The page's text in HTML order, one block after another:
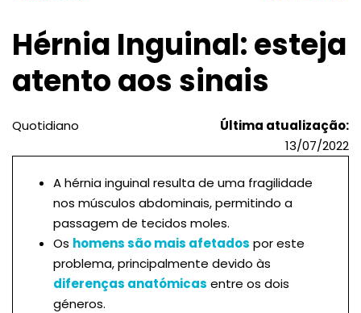
Hérnia Inguinal: esteja
atento aos sinais
Quotidiano
Última atualização:
13/07/2022
A hérnia inguinal resulta de uma fragilidade
nos músculos abdominais, permitindo a
passagem de tecidos moles.
Os homens são mais afetados por este
problema, principalmente devido às
diferenças anatómicas entre os dois
géneros.